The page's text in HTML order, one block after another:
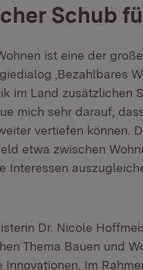
Schub
ist eine der
,Bezahlbares
im Land zusätzlichen
mich sehr darauf,
vertiefen können.
etwa zwischen
Interessen
Dr. Nicole
Thema Bauen und
Innovationen. Im